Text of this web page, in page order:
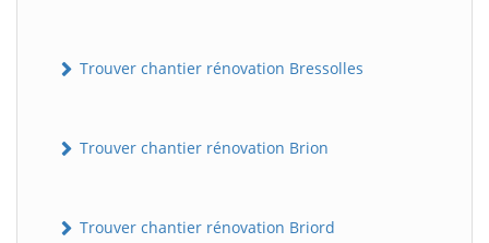
Trouver chantier rénovation Bressolles
Trouver chantier rénovation Brion
Trouver chantier rénovation Briord